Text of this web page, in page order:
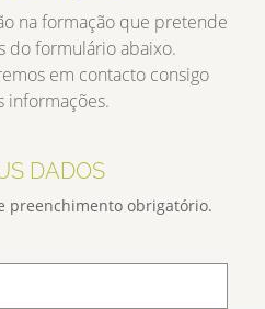
na formação que pretende
do formulário abaixo.
em contacto consigo
informações.
DADOS
preenchimento obrigatório.